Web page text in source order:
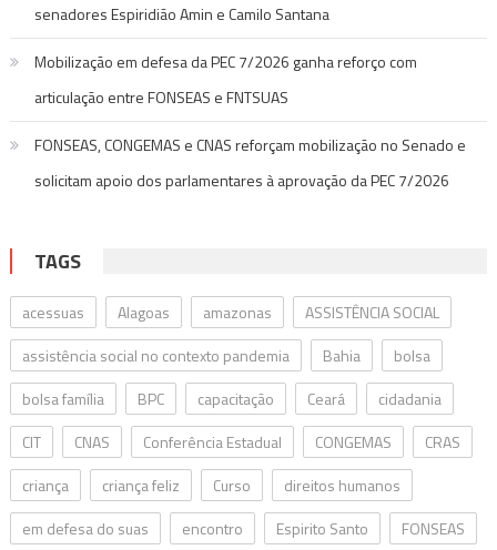
senadores Espiridião Amin e Camilo Santana
Mobilização em defesa da PEC 7/2026 ganha reforço com
articulação entre FONSEAS e FNTSUAS
FONSEAS, CONGEMAS e CNAS reforçam mobilização no Senado e
solicitam apoio dos parlamentares à aprovação da PEC 7/2026
TAGS
acessuas Alagoas amazonas
ASSISTÊNCIA SOCIAL
assistência social no contexto pandemia
Bahia
bolsa
bolsa família
BPC capacitação Ceará
cidadania
CIT
CNAS Conferência Estadual CONGEMAS
CRAS
criança
criança feliz Curso
direitos humanos
em defesa do suas
encontro Espirito Santo
FONSEAS